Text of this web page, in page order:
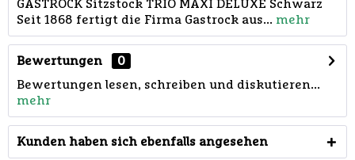
GASTROCK Sitzstock TRIO MAXI DELUXE Schwarz
Seit 1868 fertigt die Firma Gastrock aus... mehr
Bewertungen
0
Bewertungen lesen, schreiben und diskutieren...
mehr
Kunden haben sich ebenfalls angesehen